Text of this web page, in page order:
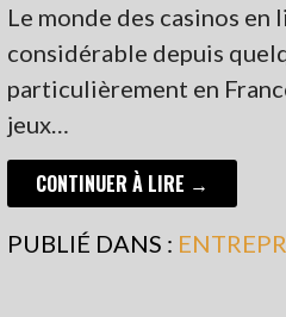
Le monde des casinos en
considérable depuis
particulièrement en
jeux…
CONTINUER À LIRE →
PUBLIÉ DANS :